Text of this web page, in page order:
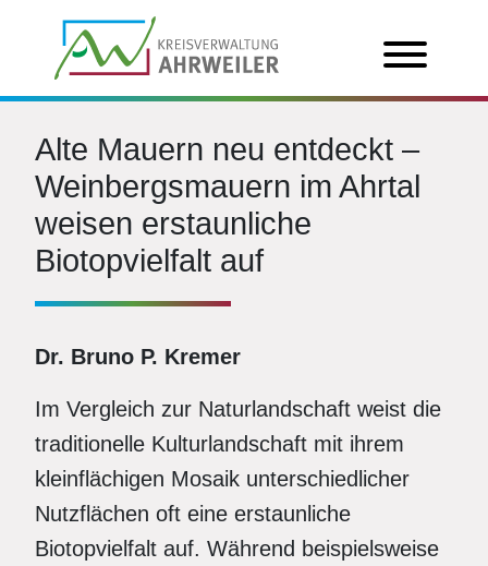
Alte Mauern neu entdeckt –
Weinbergsmauern im Ahrtal
weisen erstaunliche
Biotopvielfalt auf
Dr. Bruno P. Kremer
Im Vergleich zur Naturlandschaft weist die
traditionelle Kulturlandschaft mit ihrem
kleinflächigen Mosaik unterschiedlicher
Nutzflächen oft eine erstaunliche
Biotopvielfalt auf. Während beispielsweise